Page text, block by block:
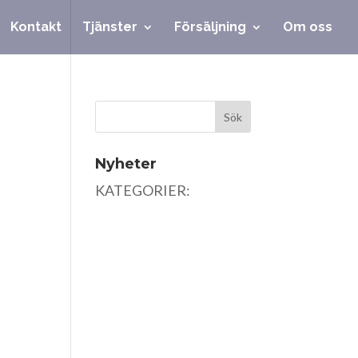
Kontakt Tjänster Försäljning Om oss
Nyheter
KATEGORIER: